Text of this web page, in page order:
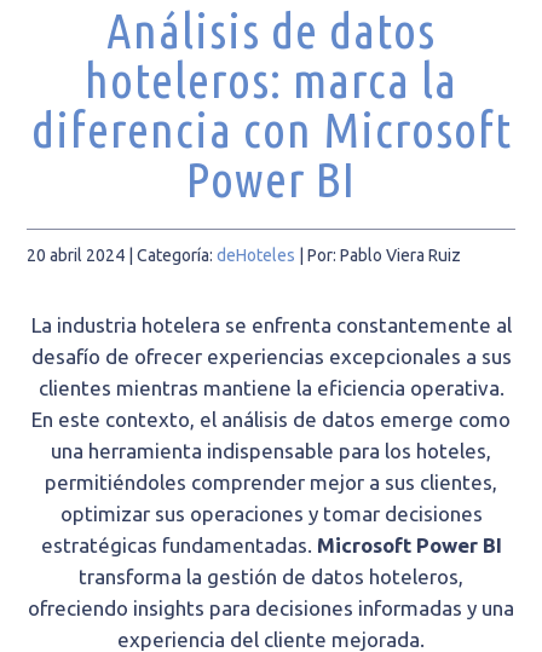
Análisis de datos
hoteleros: marca la
diferencia con Microsoft
Power BI
20 abril 2024 | Categoría:deHoteles |Por: Pablo Viera Ruiz
La industria hotelera se enfrenta constantemente al
desafío de ofrecer experiencias excepcionales a sus
clientes mientras mantiene la eficiencia operativa.
En este contexto, el análisis de datos emerge como
una herramienta indispensable para los hoteles,
permitiéndoles comprender mejor a sus clientes,
optimizar sus operaciones y tomar decisiones
estratégicas fundamentadas. Microsoft Power BI
transforma la gestión de datos hoteleros,
ofreciendo insights para decisiones informadas y una
experiencia del cliente mejorada.